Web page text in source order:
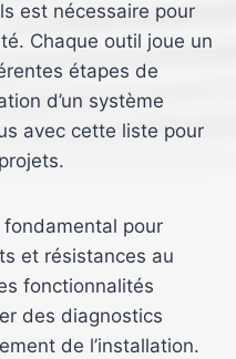
est nécessaire pour
Chaque outil joue un
étapes de
d’un système
avec cette liste pour
pour
et résistances au
fonctionnalités
des diagnostics
de l’installation.